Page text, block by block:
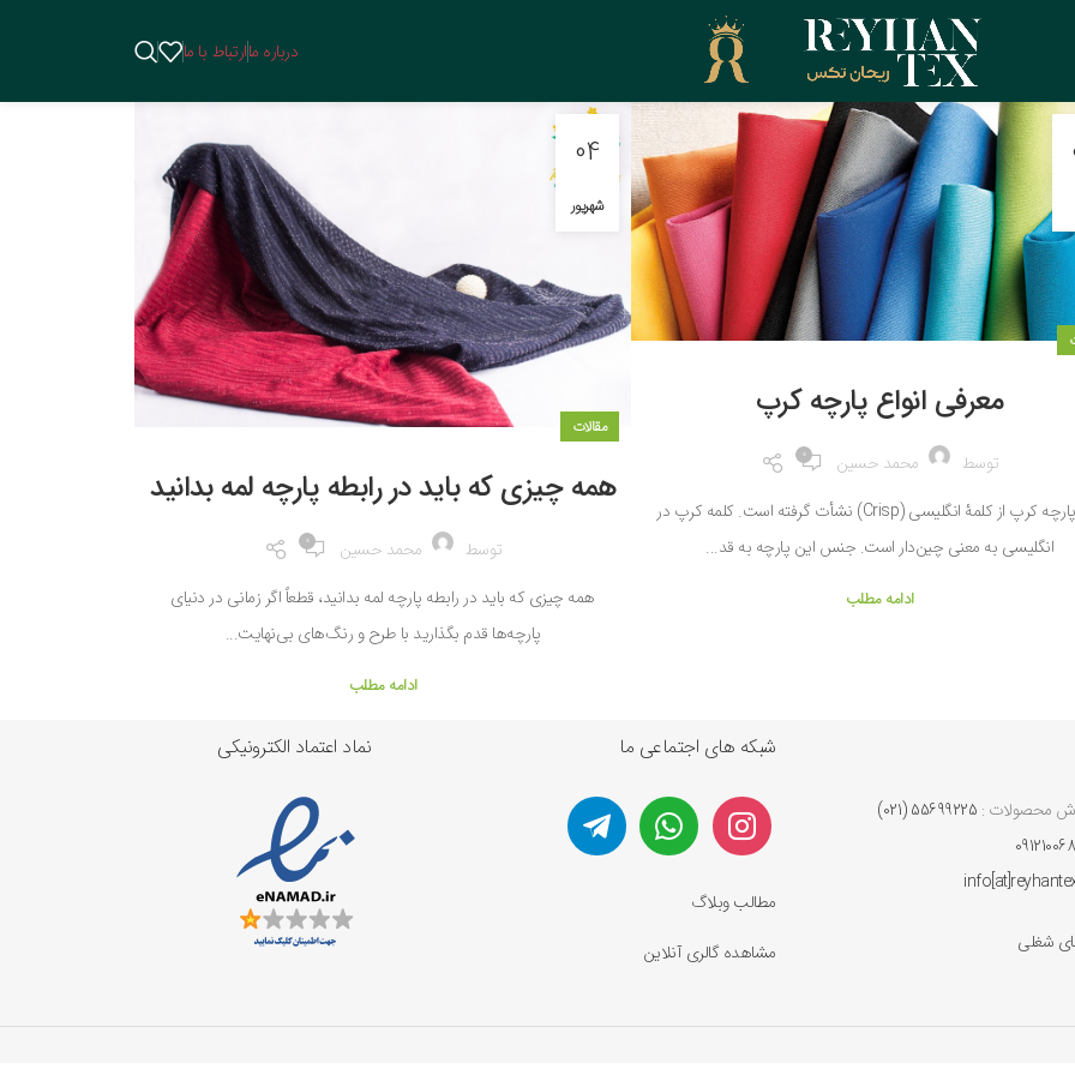
درباره ماارتباط با ما
معرفی انواع پارچه کرپ
توسط محمد حسین 0
اسم پارچه کرپ از کلمۀ انگلیسی (Crisp) نشأت گرفته است. کلمه کرپ در
انگلیسی به معنی چین‌دار است. جنس این پارچه به‌ قد...
ادامه مطلب
04
شهریور
مقالات
همه چیزی که باید در رابطه پارچه لمه بدانید
توسط محمد حسین 0
همه چیزی که باید در رابطه پارچه لمه بدانید، قطعاً اگر زمانی در دنیای
پارچه‌ها قدم بگذارید با طرح و رنگ‌های بی‌نهایت...
ادامه مطلب
محصولات : 55699225 (021)
شغلی
شبکه های اجتماعی ما
مطالب وبلاگ
مشاهده گالری آنلاین
نماد اعتماد الکترونیکی